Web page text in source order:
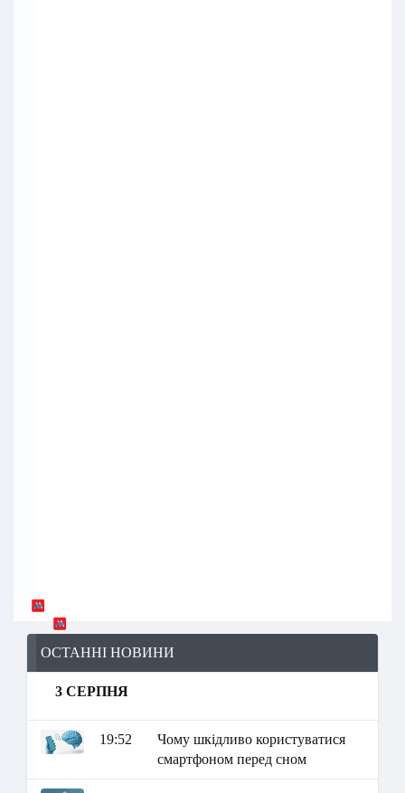
ОСТАННІ НОВИНИ
3 СЕРПНЯ
19:52
Чому шкідливо користуватися
смартфоном перед сном